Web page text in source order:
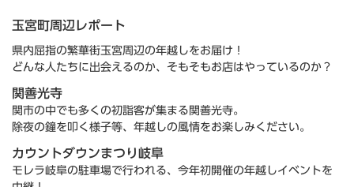
玉宮町周辺レポート
県内屈指の繁華街玉宮周辺の年越しをお届け！
どんな人たちに出会えるのか、そもそもお店はやっているのか？
関善光寺
関市の中でも多くの初詣客が集まる関善光寺。
除夜の鐘を叩く様子等、年越しの風情をお楽しみください。
カウントダウンまつり岐阜
モレラ岐阜の駐車場で行われる、今年初開催の年越しイベントを